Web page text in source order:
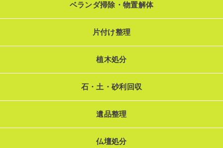
ベランダ掃除・物置解体
片付け整理
植木処分
石・土・砂利回収
遺品整理
仏壇処分